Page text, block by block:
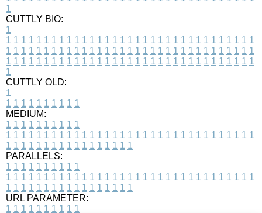
1
CUTTLY BIO:
1
1 1 1 1 1 1 1 1 1 1 1 1 1 1 1 1 1 1 1 1 1 1 1 1 1 1 1 1 1 1 1 1 1
1 1 1 1 1 1 1 1 1 1 1 1 1 1 1 1 1 1 1 1 1 1 1 1 1 1 1 1 1 1 1 1 1
1 1 1 1 1 1 1 1 1 1 1 1 1 1 1 1 1 1 1 1 1 1 1 1 1 1 1 1 1 1 1 1 1
1
CUTTLY OLD:
1
1 1 1 1 1 1 1 1 1 1
MEDIUM:
1 1 1 1 1 1 1 1 1 1
1 1 1 1 1 1 1 1 1 1 1 1 1 1 1 1 1 1 1 1 1 1 1 1 1 1 1 1 1 1 1 1 1
1 1 1 1 1 1 1 1 1 1 1 1 1 1 1 1 1
PARALLELS:
1 1 1 1 1 1 1 1 1 1
1 1 1 1 1 1 1 1 1 1 1 1 1 1 1 1 1 1 1 1 1 1 1 1 1 1 1 1 1 1 1 1 1
1 1 1 1 1 1 1 1 1 1 1 1 1 1 1 1 1
URL PARAMETER:
1 1 1 1 1 1 1 1 1 1